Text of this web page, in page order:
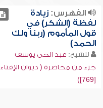
الفهرس:زيادة
لفظة (الشكر) في
قول المأموم (ربنا ولك
الحمد)
للشيخ: عبد الحي يوسف
جزء من محاضرة ( ديوان الإفتاء
[769])